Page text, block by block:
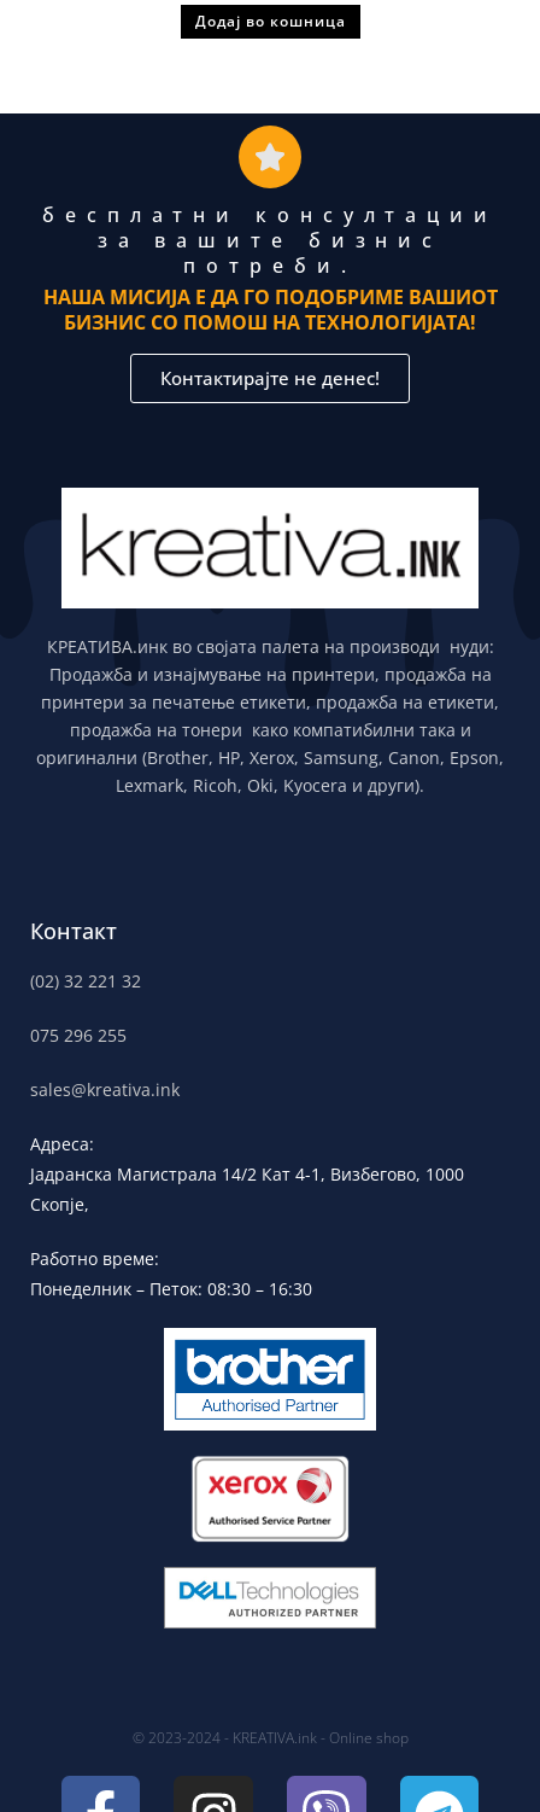
Додај во кошница
бесплатни консултации
за вашите бизнис
потреби.
НАША МИСИЈА Е ДА ГО ПОДОБРИМЕ ВАШИОТ
БИЗНИС СО ПОМОШ НА ТЕХНОЛОГИЈАТА!
Контактирајте не денес!
КРЕАТИВА.инк во својата палета на производи нуди:
Продажба и изнајмување на принтери, продажба на
принтери за печатење етикети, продажба на етикети,
продажба на тонери како компатибилни така и
оригинални (Brother, HP, Xerox, Samsung, Canon, Epson,
Lexmark, Ricoh, Oki, Kyocera и други).
Контакт
(02) 32 221 32
075 296 255
sales@kreativa.ink
Адреса:
Јадранска Магистрала 14/2 Кат 4-1, Визбегово, 1000
Скопје,
Работно време:
Понеделник – Петок: 08:30 – 16:30
© 2023-2024 - KREATIVA.ink - Online shop